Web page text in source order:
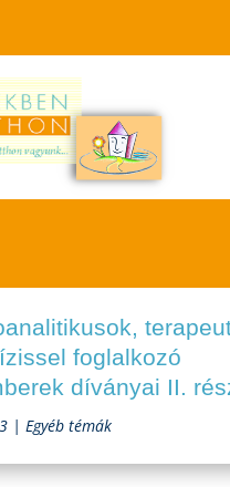
foglalkozó
díványai II.
|Egyéb témák